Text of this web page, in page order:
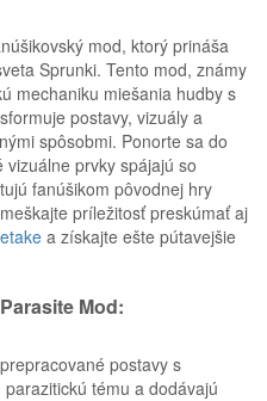
mod, ktorý prináša
Sprunki. Tento mod, známy
mechaniku miešania hudby s
postavy, vizuály a
spôsobmi. Ponorte sa do
vizuálne prvky spájajú so
fanúšikom pôvodnej hry
príležitosť preskúmať aj
a získajte ešte pútavejšie
Mod:
postavy s
tému a dodávajú